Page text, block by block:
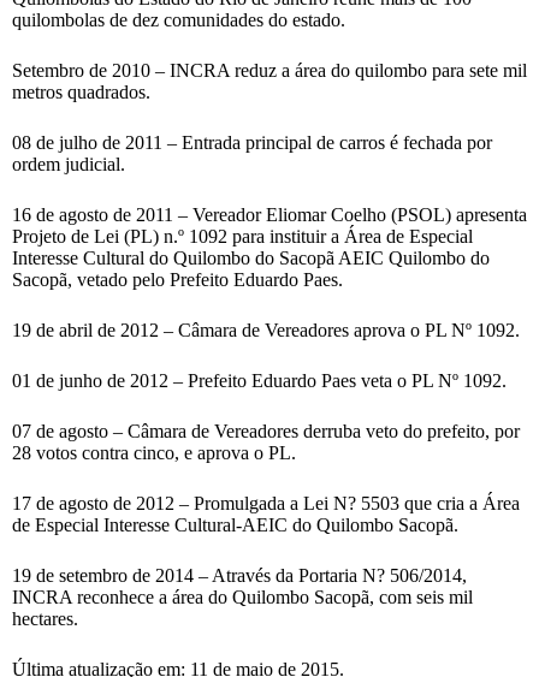
quilombolas de dez comunidades do estado.
Setembro de 2010 – INCRA reduz a área do quilombo para sete mil
metros quadrados.
08 de julho de 2011 – Entrada principal de carros é fechada por
ordem judicial.
16 de agosto de 2011 – Vereador Eliomar Coelho (PSOL) apresenta
Projeto de Lei (PL) n.º 1092 para instituir a Área de Especial
Interesse Cultural do Quilombo do Sacopã AEIC Quilombo do
Sacopã, vetado pelo Prefeito Eduardo Paes.
19 de abril de 2012 – Câmara de Vereadores aprova o PL Nº 1092.
01 de junho de 2012 – Prefeito Eduardo Paes veta o PL Nº 1092.
07 de agosto – Câmara de Vereadores derruba veto do prefeito, por
28 votos contra cinco, e aprova o PL.
17 de agosto de 2012 – Promulgada a Lei N? 5503 que cria a Área
de Especial Interesse Cultural-AEIC do Quilombo Sacopã.
19 de setembro de 2014 – Através da Portaria N? 506/2014,
INCRA reconhece a área do Quilombo Sacopã, com seis mil
hectares.
Última atualização em: 11 de maio de 2015.